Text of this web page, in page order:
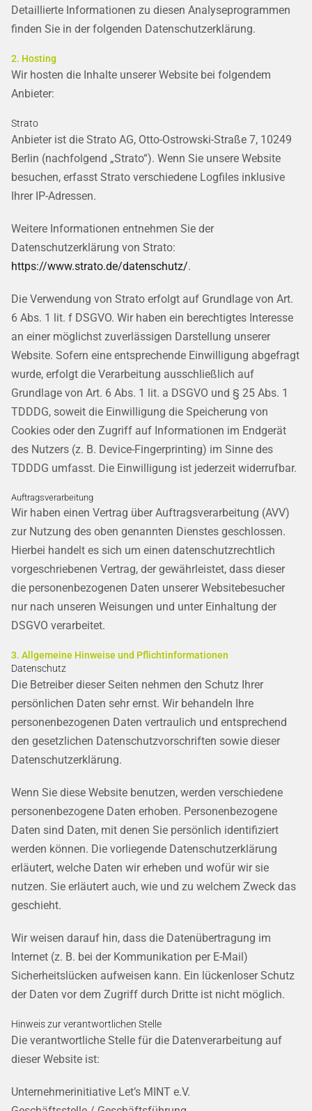
Detaillierte Informationen zu diesen Analyseprogrammen
finden Sie in der folgenden Datenschutzerklärung.
2. Hosting
Wir hosten die Inhalte unserer Website bei folgendem
Anbieter:
Strato
Anbieter ist die Strato AG, Otto-Ostrowski-Straße 7, 10249
Berlin (nachfolgend „Strato“). Wenn Sie unsere Website
besuchen, erfasst Strato verschiedene Logfiles inklusive
Ihrer IP-Adressen.
Weitere Informationen entnehmen Sie der
Datenschutzerklärung von Strato:
https://www.strato.de/datenschutz/.
Die Verwendung von Strato erfolgt auf Grundlage von Art.
6 Abs. 1 lit. f DSGVO. Wir haben ein berechtigtes Interesse
an einer möglichst zuverlässigen Darstellung unserer
Website. Sofern eine entsprechende Einwilligung abgefragt
wurde, erfolgt die Verarbeitung ausschließlich auf
Grundlage von Art. 6 Abs. 1 lit. a DSGVO und § 25 Abs. 1
TDDDG, soweit die Einwilligung die Speicherung von
Cookies oder den Zugriff auf Informationen im Endgerät
des Nutzers (z. B. Device-Fingerprinting) im Sinne des
TDDDG umfasst. Die Einwilligung ist jederzeit widerrufbar.
Auftragsverarbeitung
Wir haben einen Vertrag über Auftragsverarbeitung (AVV)
zur Nutzung des oben genannten Dienstes geschlossen.
Hierbei handelt es sich um einen datenschutzrechtlich
vorgeschriebenen Vertrag, der gewährleistet, dass dieser
die personenbezogenen Daten unserer Websitebesucher
nur nach unseren Weisungen und unter Einhaltung der
DSGVO verarbeitet.
3. Allgemeine Hinweise und Pflicht­informationen
Datenschutz
Die Betreiber dieser Seiten nehmen den Schutz Ihrer
persönlichen Daten sehr ernst. Wir behandeln Ihre
personenbezogenen Daten vertraulich und entsprechend
den gesetzlichen Datenschutzvorschriften sowie dieser
Datenschutzerklärung.
Wenn Sie diese Website benutzen, werden verschiedene
personenbezogene Daten erhoben. Personenbezogene
Daten sind Daten, mit denen Sie persönlich identifiziert
werden können. Die vorliegende Datenschutzerklärung
erläutert, welche Daten wir erheben und wofür wir sie
nutzen. Sie erläutert auch, wie und zu welchem Zweck das
geschieht.
Wir weisen darauf hin, dass die Datenübertragung im
Internet (z. B. bei der Kommunikation per E-Mail)
Sicherheitslücken aufweisen kann. Ein lückenloser Schutz
der Daten vor dem Zugriff durch Dritte ist nicht möglich.
Hinweis zur verantwortlichen Stelle
Die verantwortliche Stelle für die Datenverarbeitung auf
dieser Website ist:
Unternehmerinitiative Let’s MINT e.V.